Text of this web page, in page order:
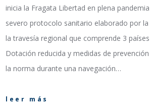
inicia la Fragata Libertad en plena
severo protocolo sanitario elaborado por
la travesía regional que comprende 3
Dotación reducida y medidas de
la norma durante una navegación…
leer más